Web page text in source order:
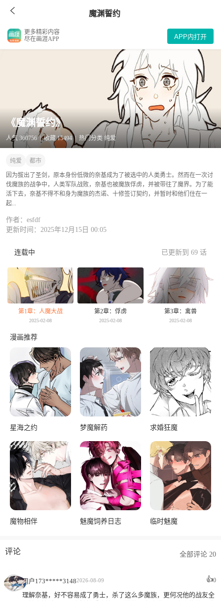
魔渊誓约
更多精彩内容
尽在画涯APP
APP内打开
《魔渊誓约》
人气 360756 | 收藏 15494 | 热门分类 纯爱
纯爱 都市
因为拔出了圣剑，原本身份低微的奈基成为了被选中的人类勇士。然而在一次讨
伐魔族的战争中，人类军队战败，奈基也被魔族俘虏，并被带往了魔界。为了能
活下去，奈基不得不和身为魔族的杰诺、十修签订契约，并暂时和他们住在一
起...
作者：esfdf
更新时间：2025年12月15日 00:05
连载中 已更新到 69 话
第1章：人魔大战
2025-02-08
第2章：俘虏
2025-02-08
第3章：禽兽
2025-02-08
漫画推荐
星海之约 梦魔解药 求婚狂魔
魔物相伴 魅魔饲养日志 临时魅魔
评论 全部评论 20
用户173*****31482026-08-09 👍0
理解奈基，好不容易成了勇士，杀了这么多魔族，更何况他的战友全